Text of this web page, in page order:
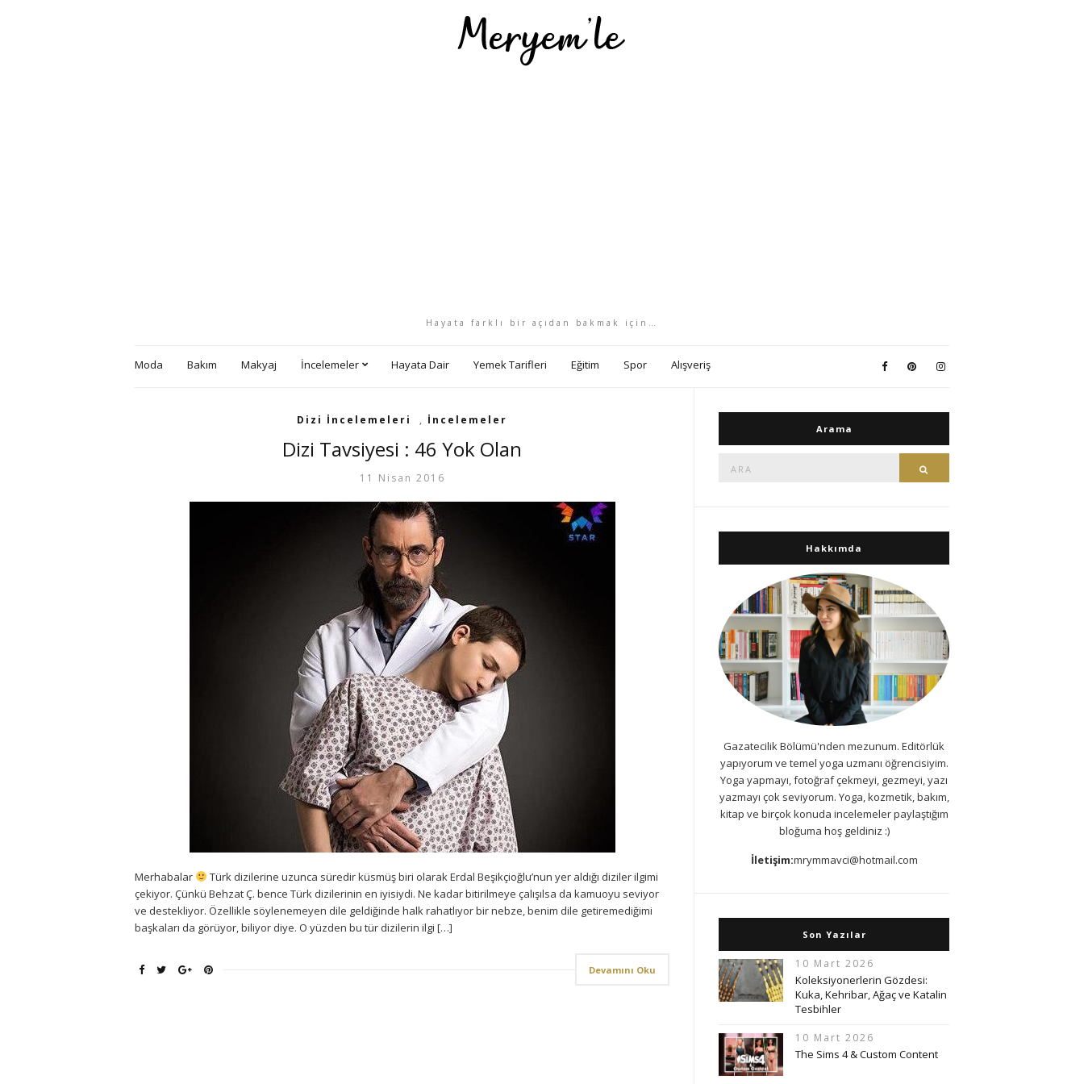
Hayata farklı bir açıdan bakmak için…
Moda Bakım Makyaj İncelemeler Hayata Dair Yemek Tarifleri Eğitim Spor Alışveriş
Dizi İncelemeleri , İncelemeler
Dizi Tavsiyesi : 46 Yok Olan
11 Nisan 2016
Merhabalar
Türk dizilerine uzunca süredir küsmüş biri olarak Erdal Beşikçioğlu’nun yer aldığı diziler ilgimi
çekiyor. Çünkü Behzat Ç. bence Türk dizilerinin en iyisiydi. Ne kadar bitirilmeye çalışılsa da kamuoyu seviyor
ve destekliyor. Özellikle söylenemeyen dile geldiğinde halk rahatlıyor bir nebze, benim dile getiremediğimi
başkaları da görüyor, biliyor diye. O yüzden bu tür dizilerin ilgi […]
Devamını Oku
Arama
Hakkımda
Gazatecilik Bölümü'nden mezunum. Editörlük
yapıyorum ve temel yoga uzmanı öğrencisiyim.
Yoga yapmayı, fotoğraf çekmeyi, gezmeyi, yazı
yazmayı çok seviyorum. Yoga, kozmetik, bakım,
kitap ve birçok konuda incelemeler paylaştığım
bloğuma hoş geldiniz :)
İletişim:mrymmavci@hotmail.com
Son Yazılar
10 Mart 2026
Koleksiyonerlerin Gözdesi:
Kuka, Kehribar, Ağaç ve Katalin
Tesbihler
10 Mart 2026
The Sims 4 & Custom Content